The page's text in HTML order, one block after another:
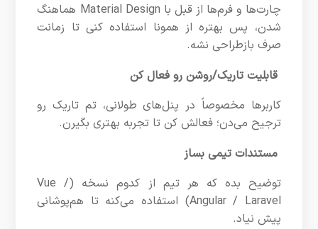
چارت‌ها و فرم‌ها از قبل با Material Design هماهنگ
شدن، پس بهتره از همونا استفاده کنی تا زمانت
صرف بازطراحی نشه.
قابلیت تاریک/روشن رو فعال کن
کاربرها مخصوصاً در پنل‌های طولانی، تم تاریک رو
ترجیح می‌دن؛ فعالش کن تا تجربه بهتری بگیرن.
مستندات تیمی بساز
توضیح بده که هر تیم از کدوم نسخه (Vue /
Angular / Laravel) استفاده می‌کنه تا هم‌پوشانی
پیش نیاد.